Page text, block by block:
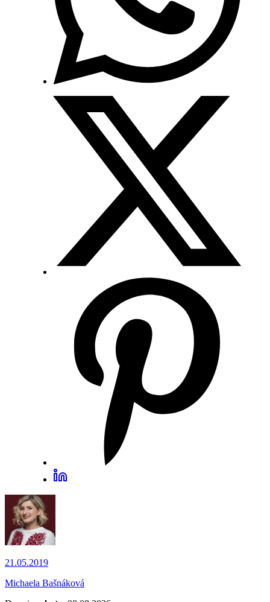
21.05.2019
Michaela Bašnáková